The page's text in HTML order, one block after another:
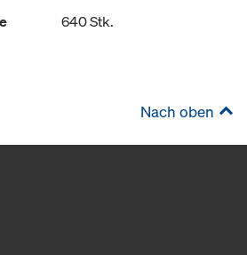
640 Stk.
Nach oben